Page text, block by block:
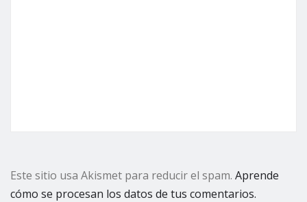
Este sitio usa Akismet para reducir el spam. Aprende
cómo se procesan los datos de tus comentarios.